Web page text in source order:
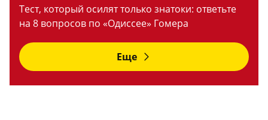
Тест, который осилят только знатоки: ответьте
на 8 вопросов по «Одиссее» Гомера
Еще